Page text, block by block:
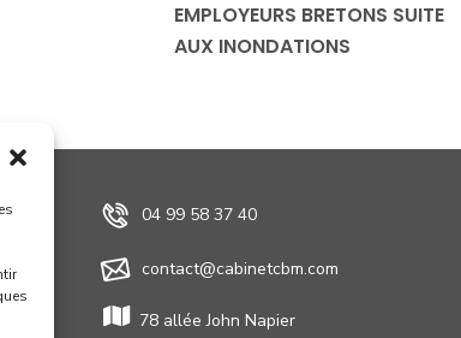
EMPLOYEURS BRETONS SUITE
AUX INONDATIONS
04 99 58 37 40
contact@cabinetcbm.com
78 allée John Napier